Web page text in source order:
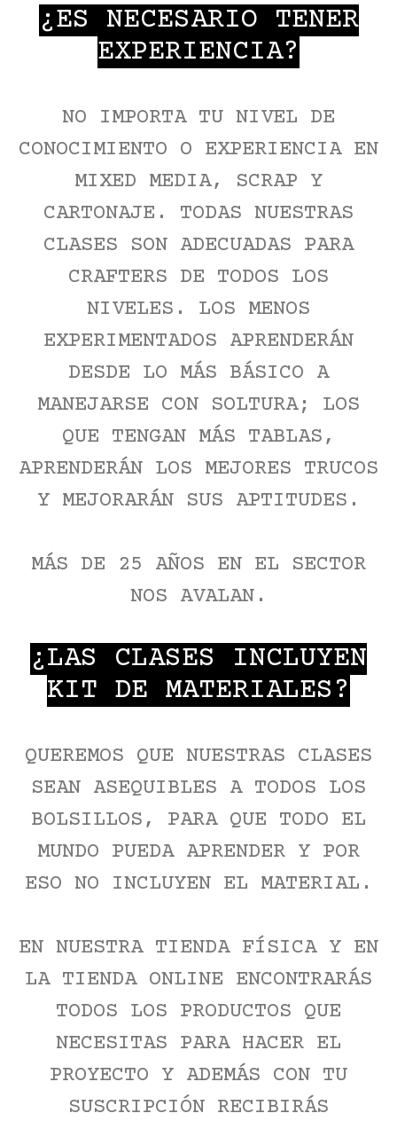
¿ES NECESARIO TENER
EXPERIENCIA?
NO IMPORTA TU NIVEL DE
CONOCIMIENTO O EXPERIENCIA EN
MIXED MEDIA, SCRAP Y
CARTONAJE. TODAS NUESTRAS
CLASES SON ADECUADAS PARA
CRAFTERS DE TODOS LOS
NIVELES. LOS MENOS
EXPERIMENTADOS APRENDERÁN
DESDE LO MÁS BÁSICO A
MANEJARSE CON SOLTURA; LOS
QUE TENGAN MÁS TABLAS,
APRENDERÁN LOS MEJORES TRUCOS
Y MEJORARÁN SUS APTITUDES.
MÁS DE 25 AÑOS EN EL SECTOR
NOS AVALAN.
¿LAS CLASES INCLUYEN
KIT DE MATERIALES?
QUEREMOS QUE NUESTRAS CLASES
SEAN ASEQUIBLES A TODOS LOS
BOLSILLOS, PARA QUE TODO EL
MUNDO PUEDA APRENDER Y POR
ESO NO INCLUYEN EL MATERIAL.
EN NUESTRA TIENDA FÍSICA Y EN
LA TIENDA ONLINE ENCONTRARÁS
TODOS LOS PRODUCTOS QUE
NECESITAS PARA HACER EL
PROYECTO Y ADEMÁS CON TU
SUSCRIPCIÓN RECIBIRÁS